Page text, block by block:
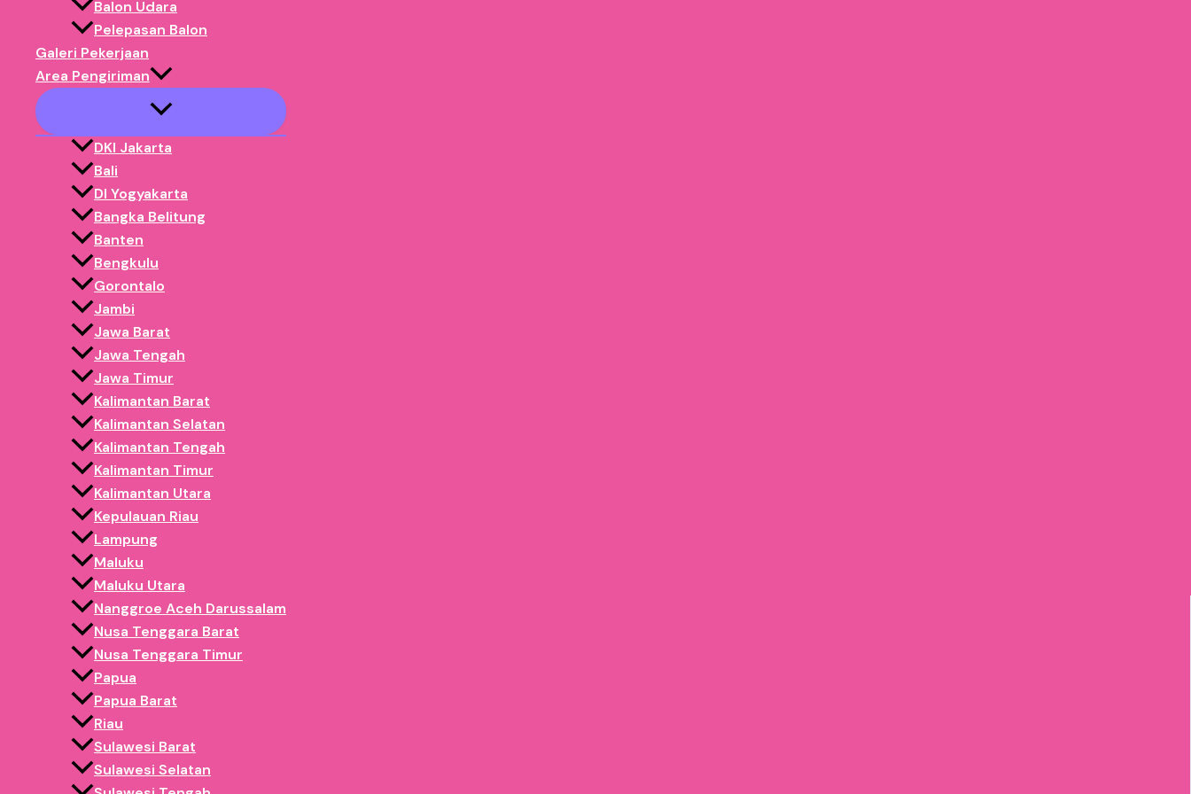
Balon Udara
Pelepasan Balon
Galeri Pekerjaan
Area Pengiriman
DKI Jakarta
Bali
DI Yogyakarta
Bangka Belitung
Banten
Bengkulu
Gorontalo
Jambi
Jawa Barat
Jawa Tengah
Jawa Timur
Kalimantan Barat
Kalimantan Selatan
Kalimantan Tengah
Kalimantan Timur
Kalimantan Utara
Kepulauan Riau
Lampung
Maluku
Maluku Utara
Nanggroe Aceh Darussalam
Nusa Tenggara Barat
Nusa Tenggara Timur
Papua
Papua Barat
Riau
Sulawesi Barat
Sulawesi Selatan
Artikel ini membahas
jenis yang tepat, SOP keamanan, ide aktivasi, hingga cara mengukur hasil—agar EO, komunitas, dan tim
pemasaran bisamaksimalin exposure tanpa ribet
Kenapa Sky Dancer Sangat Cocok untuk Event Car Free Day?
1. Terlihat dari Jauh di Area Ramai
CFD identik dengan kerumunan. Sky dancer yang tinggi (4–6 meter) dan bergerak dinamis
landmark visualyang membantu orang menemukan booth brand dengan cepat—bahkan sebelum
mendekat.
2. Gerak = Perhatian
Di tengah spanduk statis dan backdrop,
hembusan blower sehingga mata pengunjung otomatis tertarik.
3. Biaya Efisien untuk Exposure Besar
Dibandingkan LED screen atau rig panggung, sky dancer
untuk banyak event (CFD mingguan, fun run, bazar UMKM).
4. Cocok untuk Brand Activation & Komunitas
Sky dancer efektif untuk:
brand FMCG & ritel
komunitas olahraga
kampanye sosial
UMKM & startup lokal
Tanpa perlu setup teknis kompleks.